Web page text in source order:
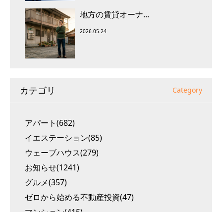
地方の賃貸オーナ...
2026.05.24
カテゴリ Category
アパート(682)
イエステーション(85)
ウェーブハウス(279)
お知らせ(1241)
グルメ(357)
ゼロから始める不動産投資(47)